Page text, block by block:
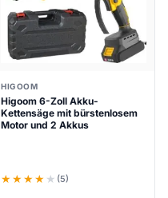
HIGOOM
Higoom 6-Zoll Akku-
Kettensäge mit bürstenlosem
Motor und 2 Akkus
(5)